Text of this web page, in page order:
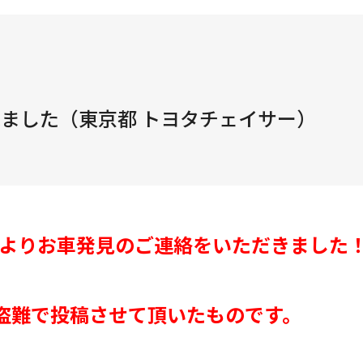
した（東京都 トヨタチェイサー）
りお車発見のご連絡をいただきました
で投稿させて頂いたものです。